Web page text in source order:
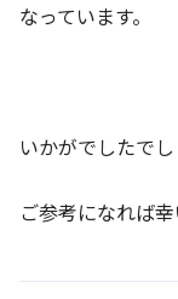
なっています。
いかがでしたでし
ご参考になれば幸